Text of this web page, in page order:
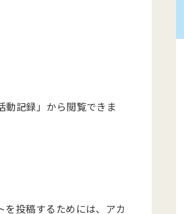
記録」から閲覧できま
投稿するためには、アカ